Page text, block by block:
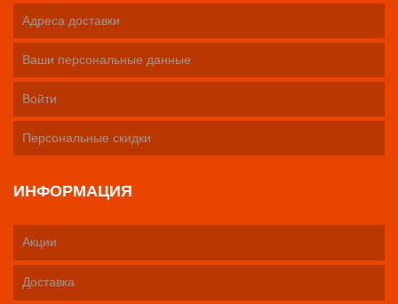
Адреса доставки
Ваши персональные данные
Войти
Персональные скидки
ИНФОРМАЦИЯ
Акции
Доставка